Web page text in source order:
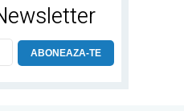
ABONEAZA-TE